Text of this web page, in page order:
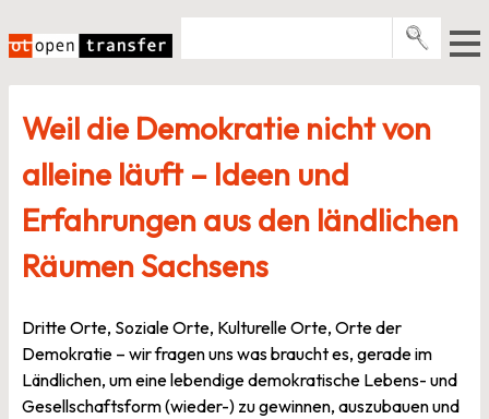
Inhalt
springen
Events
E-Books
Über uns
Newsletter
Weil die Demokratie nicht von
alleine läuft – Ideen und
Erfahrungen aus den ländlichen
Räumen Sachsens
Dritte Orte, Soziale Orte, Kulturelle Orte, Orte der
Demokratie – wir fragen uns was braucht es, gerade im
Ländlichen, um eine lebendige demokratische Lebens- und
Gesellschaftsform (wieder-) zu gewinnen, auszubauen und